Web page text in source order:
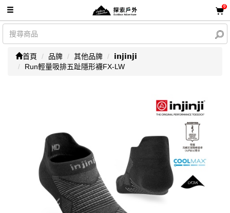
0
首頁 品牌 其他品牌
𝗶𝗻𝗷𝗶𝗻𝗷𝗶
Run輕量吸排五趾隱形襪FX-LW